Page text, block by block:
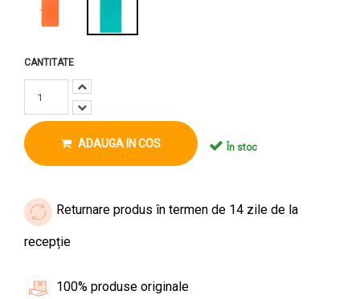
CANTITATE
ADAUGA IN COS În stoc
Returnare produs în termen de 14 zile de la
recepție
100% produse originale